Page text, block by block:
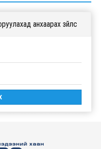
анхаарах зүйлс